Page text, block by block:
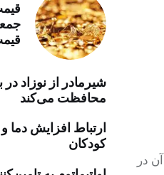
در
شیرمادر از نوزاد
محافظت می‌کند
ارتباط افزایش
کودکان